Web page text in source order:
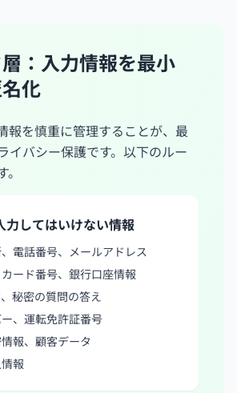
：入力情報を最小
化
報を慎重に管理することが、最
イバシー保護です。以下のルー
力してはいけない情報
電話番号、メールアドレス
ード番号、銀行口座情報
秘密の質問の答え
、運転免許証番号
報、顧客データ
報